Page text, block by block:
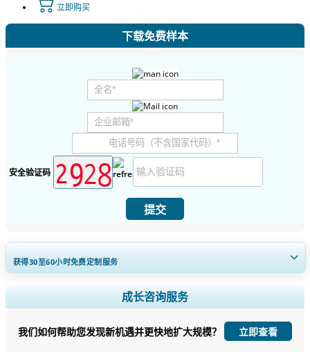
立即购买
下载免费样本
安全验证码
提交
获得30至60小时免费定制服务
扩大区域和国家覆盖范围， 细分市场分析， 公司简介， 竞争基准分析，
以及最终用户洞察。
立即定制
成长咨询服务
我们如何帮助您发现新机遇并更快地扩大规模？ 立即查看